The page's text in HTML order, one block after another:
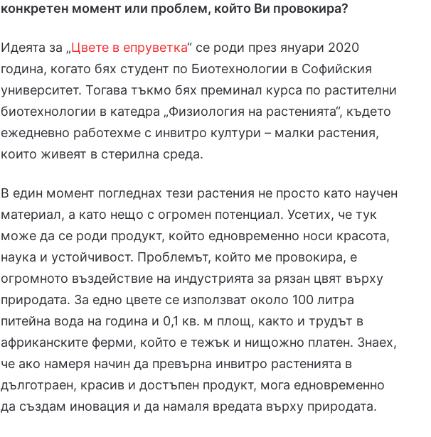
конкретен момент или проблем, който Ви провокира?
Идеята за „Цвете в епруветка“ се роди през януари 2020
година, когато бях студент по Биотехнологии в Софийския
университет. Тогава тъкмо бях преминал курса по растителни
биотехнологии в катедра „Физиология на растенията“, където
ежедневно работехме с инвитро култури – малки растения,
които живеят в стерилна среда.
В един момент погледнах тези растения не просто като научен
материал, а като нещо с огромен потенциал. Усетих, че тук
може да се роди продукт, който едновременно носи красота,
наука и устойчивост. Проблемът, който ме провокира, е
огромното въздействие на индустрията за рязан цвят върху
природата. За едно цвете се използват около 100 литра
питейна вода на година и 0,1 кв. м площ, както и трудът в
африканските ферми, който е тежък и нищожно платен. Знаех,
че ако намеря начин да превърна инвитро растенията в
дълготраен, красив и достъпен продукт, мога едновременно
да създам иновация и да намаля вредата върху природата.